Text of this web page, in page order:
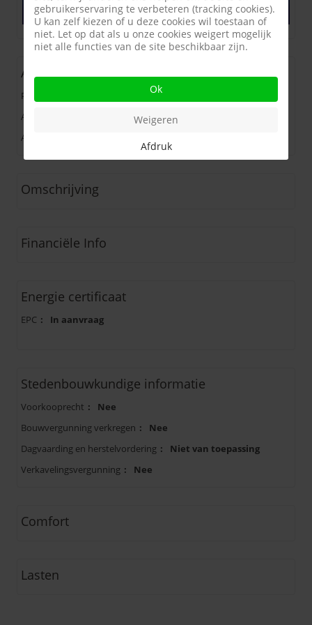
Afspraak plannen
Algemeen
Prijs
Aantal slaapkamers
Adres
Omschrijving
Financiële Info
Energie certificaat
EPC : In aanvraag
Stedenbouwkundige informatie
Voorkooprecht :
Nee
Bouwvergunning verkregen :
Nee
Dagvaarding en herstelvordering :
Niet van toepassing
Verkavelingsvergunning : Nee
Comfort
Lasten
gebruikerservaring te verbeteren (tracking cookies).
U kan zelf kiezen of u deze cookies wil toestaan of
niet. Let op dat als u onze cookies weigert mogelijk
niet alle functies van de site beschikbaar zijn.
Ok
Weigeren
Afdruk